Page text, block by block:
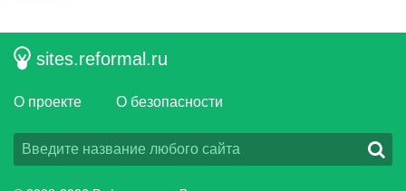
sites.reformal.ru
О проекте О безопасности